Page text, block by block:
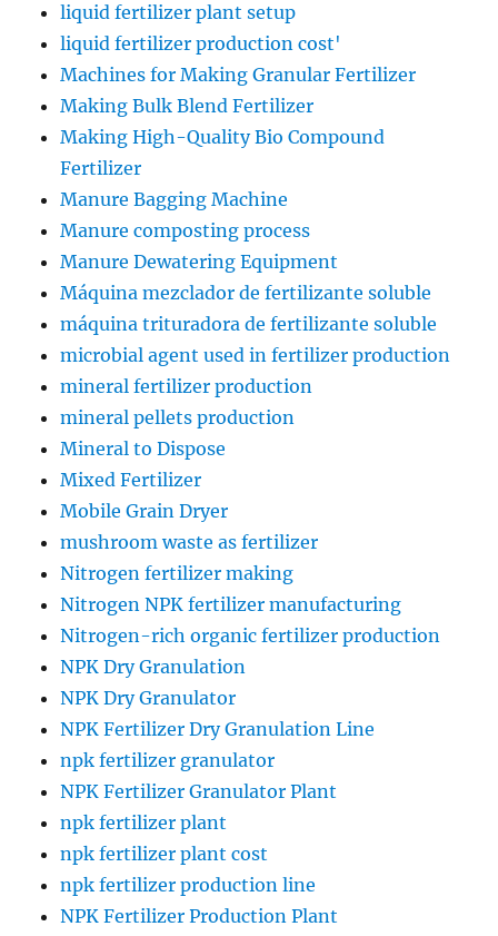
liquid fertilizer plant setup
liquid fertilizer production cost'
Machines for Making Granular Fertilizer
Making Bulk Blend Fertilizer
Making High-Quality Bio Compound
Fertilizer
Manure Bagging Machine
Manure composting process
Manure Dewatering Equipment
Máquina mezclador de fertilizante soluble
máquina trituradora de fertilizante soluble
microbial agent used in fertilizer production
mineral fertilizer production
mineral pellets production
Mineral to Dispose
Mixed Fertilizer
Mobile Grain Dryer
mushroom waste as fertilizer
Nitrogen fertilizer making
Nitrogen NPK fertilizer manufacturing
Nitrogen-rich organic fertilizer production
NPK Dry Granulation
NPK Dry Granulator
NPK Fertilizer Dry Granulation Line
npk fertilizer granulator
NPK Fertilizer Granulator Plant
npk fertilizer plant
npk fertilizer plant cost
npk fertilizer production line
NPK Fertilizer Production Plant